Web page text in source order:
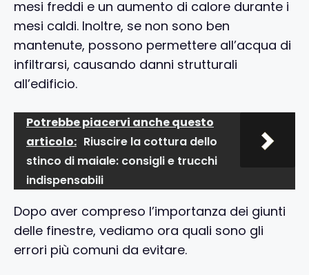
mesi freddi e un aumento di calore durante i
mesi caldi. Inoltre, se non sono ben
mantenute, possono permettere all’acqua di
infiltrarsi, causando danni strutturali
all’edificio.
Potrebbe piacervi anche questo
articolo: Riuscire la cottura dello
stinco di maiale: consigli e trucchi
indispensabili
Dopo aver compreso l’importanza dei giunti
delle finestre, vediamo ora quali sono gli
errori più comuni da evitare.